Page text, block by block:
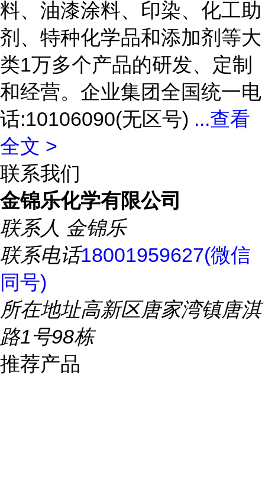
料、油漆涂料、印染、化工助
剂、特种化学品和添加剂等大
类1万多个产品的研发、定制
和经营。企业集团全国统一电
话:10106090(无区号) ...查看
全文 >
联系我们
金锦乐化学有限公司
联系人 金锦乐
联系电话18001959627(微信
同号)
所在地址高新区唐家湾镇唐淇
路1号98栋
推荐产品